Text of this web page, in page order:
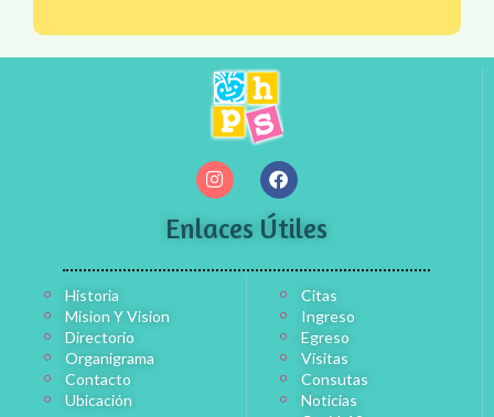
Enlaces Útiles
Historia
Mision Y Vision
Directorio
Organigrama
Contacto
Ubicación
Citas
Ingreso
Egreso
Visitas
Consutas
Noticias